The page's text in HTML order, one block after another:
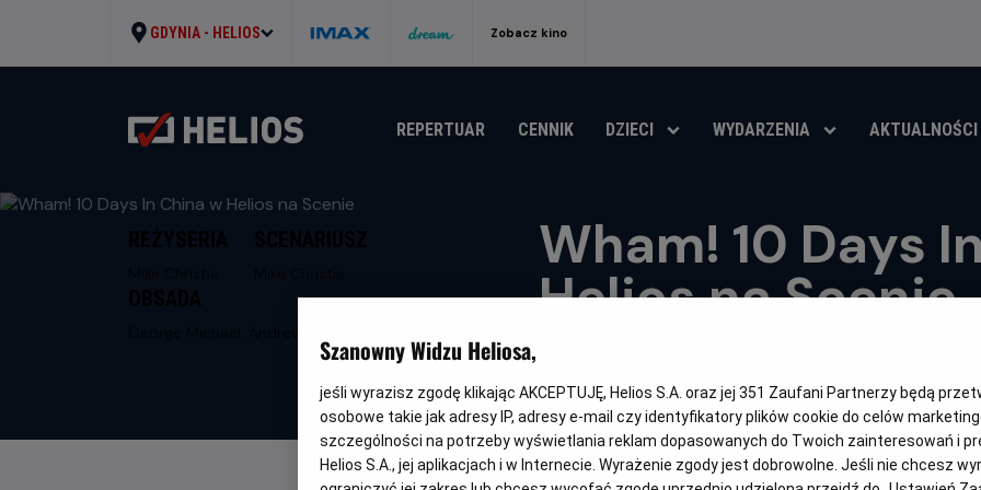
GDYNIA - HELIOS Zobacz kino
REPERTUAR CENNIK DZIECI WYDARZENIA AKTUALNOŚCI
Wham! 10 Days
Helios na Scenie
OBSERWUJ
Szanowny Widzu Heliosa,
jeśli wyrazisz zgodę klikając AKCEPTUJĘ, Helios S.A. oraz jej 351 Zaufani Partnerzy będą
osobowe takie jak adresy IP, adresy e-mail czy identyfikatory plików cookie do celów
szczególności na potrzeby wyświetlania reklam dopasowanych do Twoich zainteresowań i
Helios S.A., jej aplikacjach i w Internecie. Wyrażenie zgody jest dobrowolne. Jeśli nie chcesz